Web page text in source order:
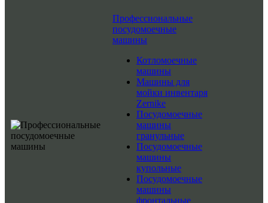
Профессиональные
посудомоечные
машины
Котломоечные
машины
Машины для
мойки инвентаря
Zernike
Посудомоечные
машины
гранульные
Посудомоечные
машины
купольные
Посудомоечные
машины
фронтальные